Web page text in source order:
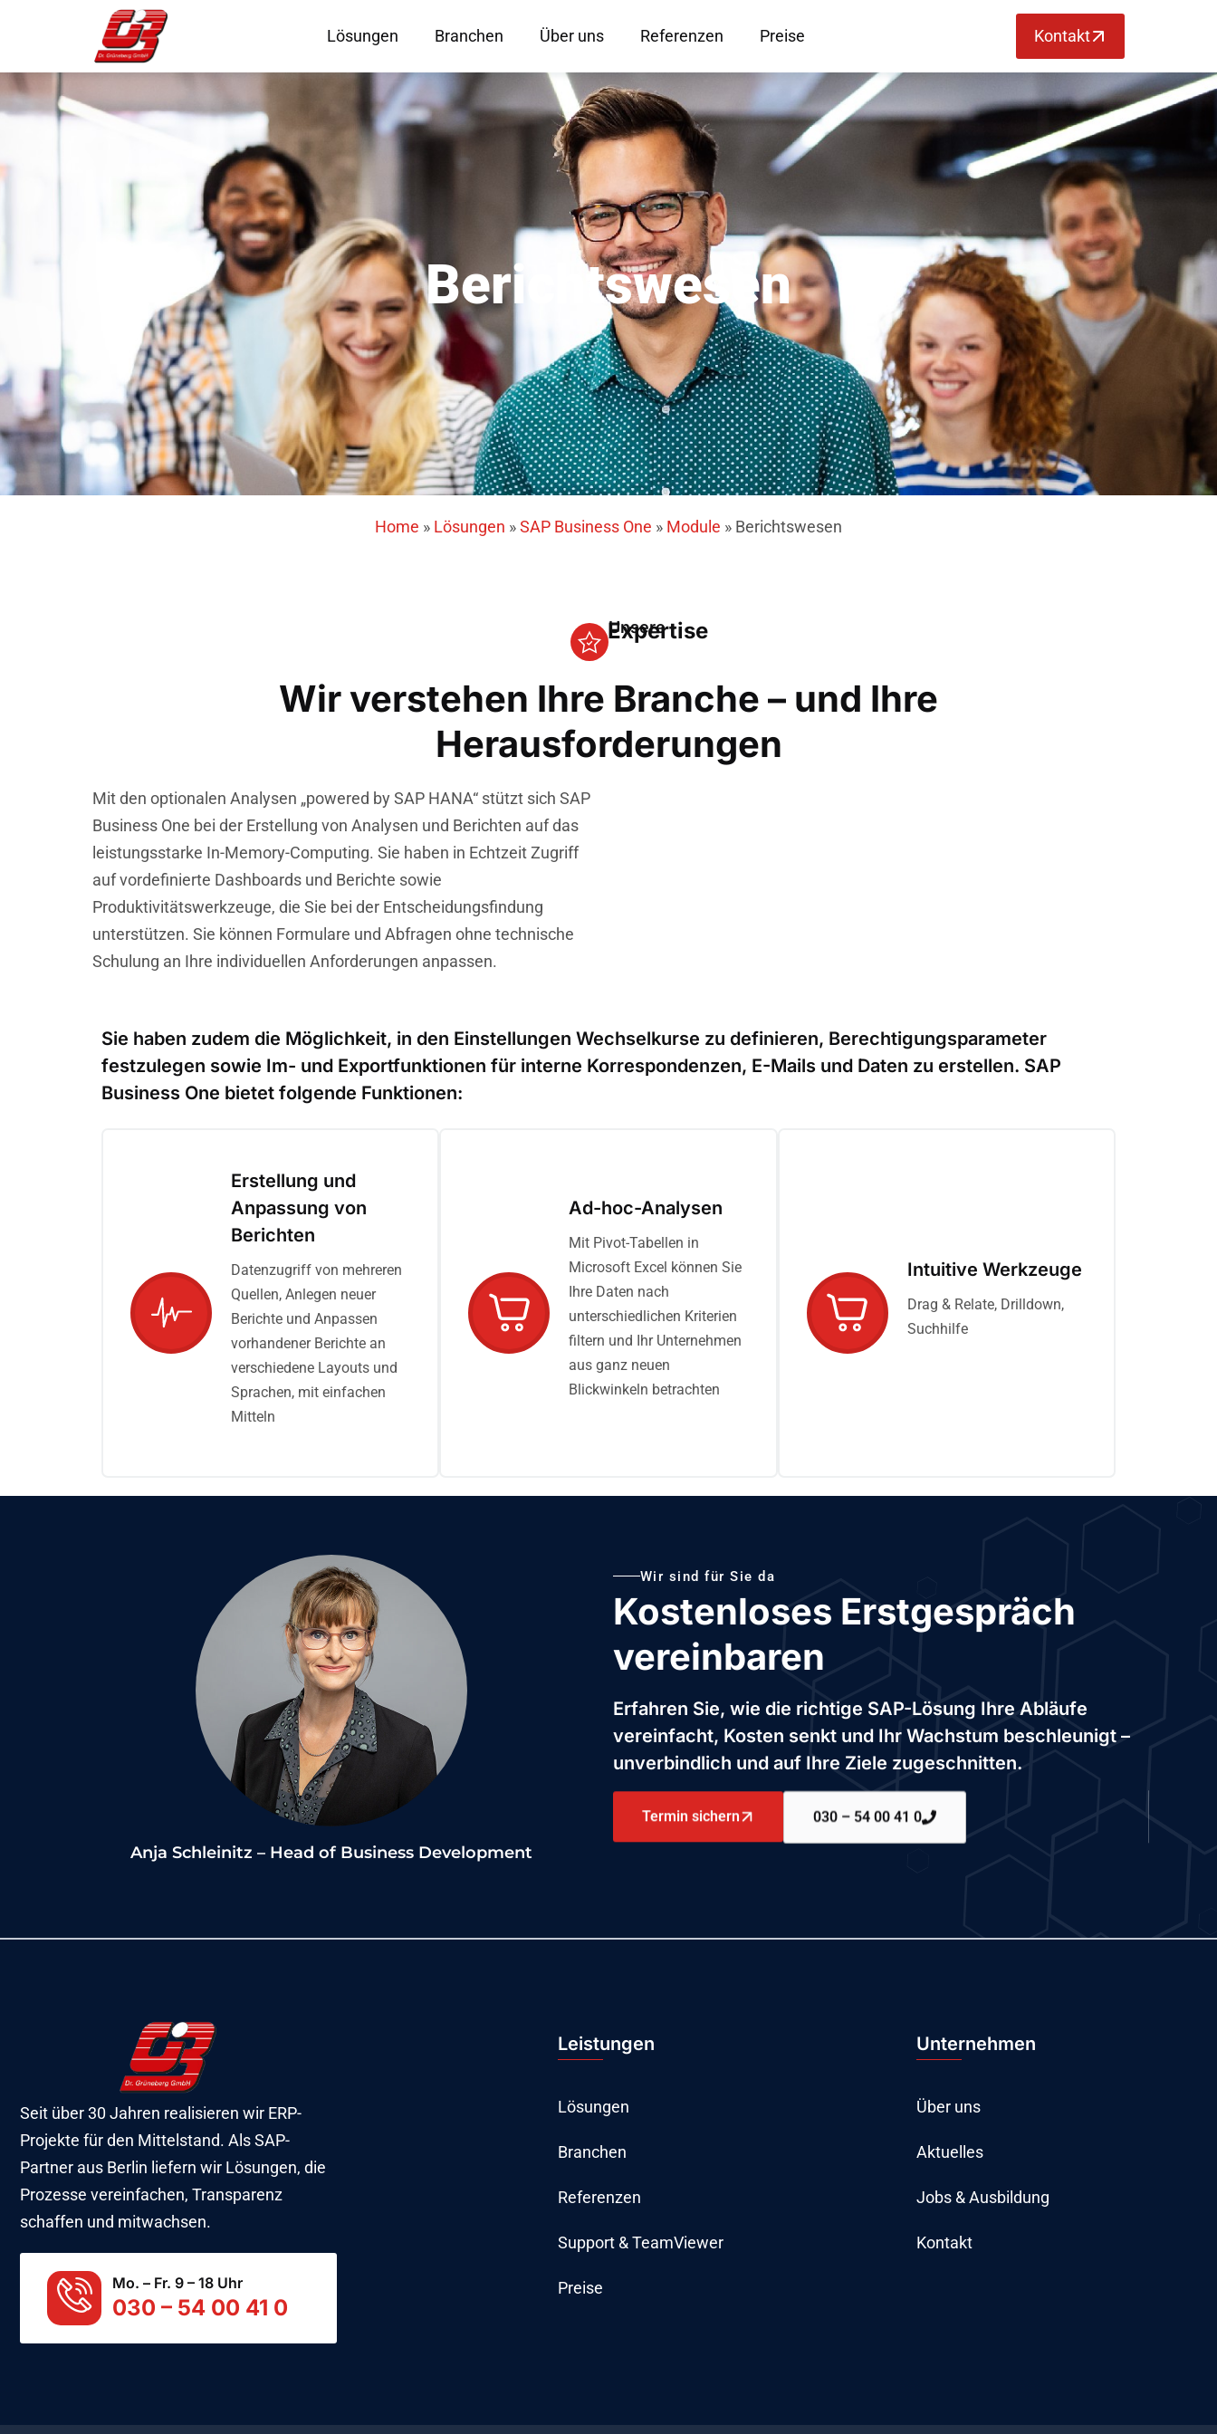
Lösungen Branchen Über uns Referenzen Preise Kontakt
Berichtswesen
Home » Lösungen »SAP Business One » Module » Berichtswesen
Unsere
Expertise
Wir verstehen Ihre Branche – und Ihre
Herausforderungen
Mit den optionalen Analysen „powered by SAP HANA“ stützt sich SAP
Business One bei der Erstellung von Analysen und Berichten auf das
leistungsstarke In-Memory-Computing. Sie haben in Echtzeit Zugriff
auf vordefinierte Dashboards und Berichte sowie
Produktivitätswerkzeuge, die Sie bei der Entscheidungsfindung
unterstützen. Sie können Formulare und Abfragen ohne technische
Schulung an Ihre individuellen Anforderungen anpassen.
Sie haben zudem die Möglichkeit, in den Einstellungen Wechselkurse zu definieren, Berechtigungsparameter
festzulegen sowie Im- und Exportfunktionen für interne Korrespondenzen, E-Mails und Daten zu erstellen. SAP
Business One bietet folgende Funktionen:
Erstellung und
Anpassung von
Berichten
Datenzugriff von mehreren
Quellen, Anlegen neuer
Berichte und Anpassen
vorhandener Berichte an
verschiedene Layouts und
Sprachen, mit einfachen
Mitteln
Ad-hoc-Analysen
Mit Pivot-Tabellen in
Microsoft Excel können Sie
Ihre Daten nach
unterschiedlichen Kriterien
filtern und Ihr Unternehmen
aus ganz neuen
Blickwinkeln betrachten
Intuitive Werkzeuge
Drag & Relate, Drilldown,
Suchhilfe
Anja Schleinitz – Head of Business Development
Wir sind für Sie da
Kostenloses Erstgespräch
vereinbaren
Erfahren Sie, wie die richtige SAP-Lösung Ihre Abläufe
vereinfacht, Kosten senkt und Ihr Wachstum beschleunigt –
unverbindlich und auf Ihre Ziele zugeschnitten.
Termin sichern 030 – 54 00 41 0
Seit über 30 Jahren realisieren wir ERP-
Projekte für den Mittelstand. Als SAP-
Partner aus Berlin liefern wir Lösungen, die
Prozesse vereinfachen, Transparenz
schaffen und mitwachsen.
Mo. – Fr. 9 – 18 Uhr
030 – 54 00 41 0
Leistungen
Lösungen
Branchen
Referenzen
Support & TeamViewer
Preise
Unternehmen
Über uns
Aktuelles
Jobs & Ausbildung
Kontakt